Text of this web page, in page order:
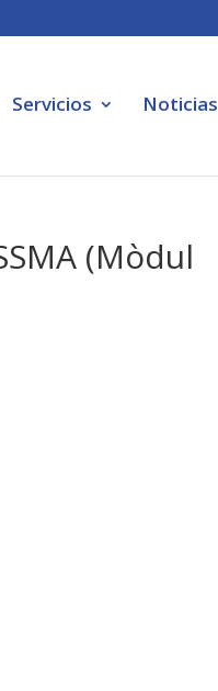
Servicios Noticias
(Mòdul